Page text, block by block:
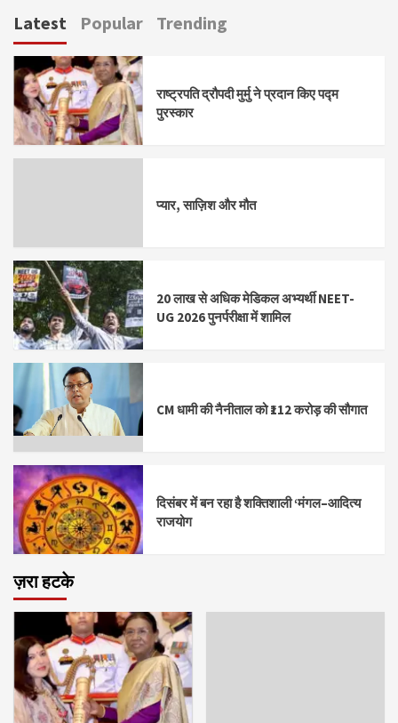
Latest Popular Trending
राष्ट्रपति द्रौपदी मुर्मु ने प्रदान किए पद्म
पुरस्कार
प्यार, साज़िश और मौत
20 लाख से अधिक मेडिकल अभ्यर्थी NEET-
UG 2026 पुनर्परीक्षा में शामिल
CM धामी की नैनीताल को ₹112 करोड़ की सौगात
दिसंबर में बन रहा है शक्तिशाली ‘मंगल–आदित्य
राजयोग
ज़रा हटके